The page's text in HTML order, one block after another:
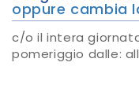
oppure cambia
c/oilintera
pomeriggio dalle: